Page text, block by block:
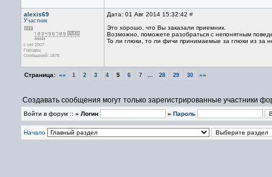
alexis69
Участник
с окт 2007
Городец
Сообщений: 1878
Дата: 01 Авг 2014 15:32:42 #
Это хорошо, что Вы заказали приемник.
Возможно, поможете разобраться с непонятным
То ли глюки, то ли фичи принимаемые за глюки из за
Страница: «« 1 2 3 4 5 6 7 28 29 30 »»
Создавать сообщения могут только зарегистрированные участники
Войти в форум :: » Логин » Пароль
Начало